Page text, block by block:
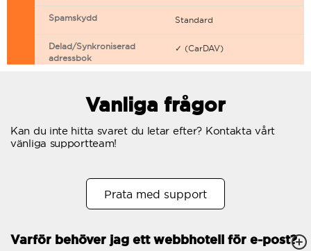
Spamskydd Standard
Delad/Synkroniserad
adressbok
✓ (CarDAV)
Vidarebefordring av e-post
30
-
Vanliga frågor
Kan du inte hitta svaret du letar efter? Kontakta vårt
vänliga supportteam!
Prata med support
Varför behöver jag ett webbhotell för e-post?